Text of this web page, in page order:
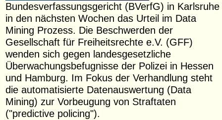
Bundesverfassungsgericht (BVerfG) in Karlsruhe
in den nächsten Wochen das Urteil im Data
Mining Prozess. Die Beschwerden der
Gesellschaft für Freiheitsrechte e.V. (GFF)
wenden sich gegen landesgesetzliche
Überwachungsbefugnisse der Polizei in Hessen
und Hamburg. Im Fokus der Verhandlung steht
die automatisierte Datenauswertung (Data
Mining) zur Vorbeugung von Straftaten
("predictive policing").